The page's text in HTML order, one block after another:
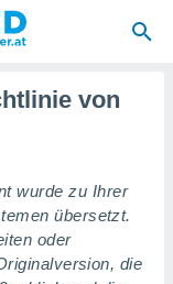
von
wurde zu Ihrer
übersetzt.
oder
die